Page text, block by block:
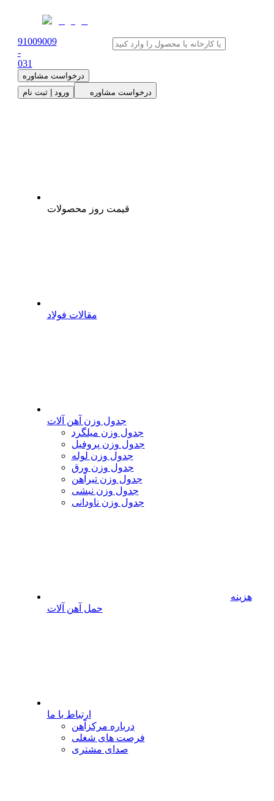
91009009
-
031
درخواست مشاوره
ورود | ثبت نام
درخواست مشاوره
قیمت روز محصولات
مقالات فولاد
جدول وزن آهن آلات
جدول وزن میلگرد
جدول وزن پروفیل
جدول وزن لوله
جدول وزن ورق
جدول وزن تیرآهن
جدول وزن نبشی
جدول وزن ناودانی
هزینه
حمل آهن آلات
ارتباط با ما
درباره مرکزآهن
فرصت های شغلی
صدای مشتری